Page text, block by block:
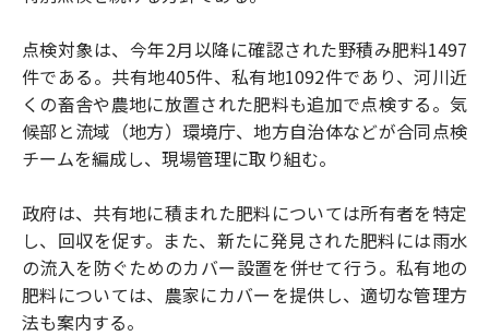
点検対象は、今年2月以降に確認された野積み肥料1497
件である。共有地405件、私有地1092件であり、河川近
くの畜舎や農地に放置された肥料も追加で点検する。気
候部と流域（地方）環境庁、地方自治体などが合同点検
チームを編成し、現場管理に取り組む。
政府は、共有地に積まれた肥料については所有者を特定
し、回収を促す。また、新たに発見された肥料には雨水
の流入を防ぐためのカバー設置を併せて行う。私有地の
肥料については、農家にカバーを提供し、適切な管理方
法も案内する。